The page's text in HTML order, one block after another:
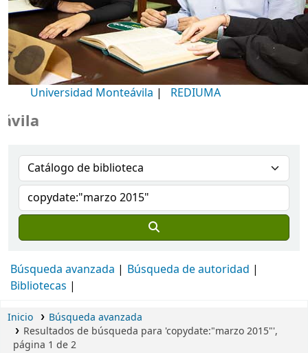
Universidad Monteávila | REDIUMA
Búsqueda avanzada
Búsqueda de autoridad
Bibliotecas
Inicio
Búsqueda avanzada
Resultados de búsqueda para 'copydate:"marzo 2015"',
página 1 de 2